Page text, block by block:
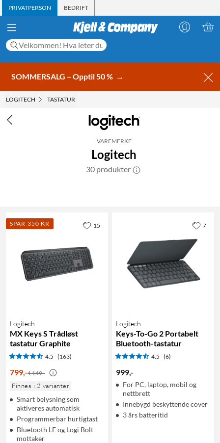
PRIVATPERSON BEDRIFT
SOMMERSALG – Opptil 50 % →
LOGITECH TASTATUR
VAREMERKE
Logitech
30 produkter
SPAR 350 KR
Logitech
MX Keys S Trådløst
tastatur Graphite
4.5 (163)
799,-1 149,-
Finnes i 2 varianter
Smart belysning som
aktiveres automatisk
Programmerbar hurtigtast
Bluetooth LE og Logi Bolt-
mottaker
15
Logitech
Keys-To-Go 2 Portabelt
Bluetooth-tastatur
4.5 (6)
999,-
For PC, laptop, mobil og
nettbrett
Innebygd beskyttende cover
3 års batteritid
7